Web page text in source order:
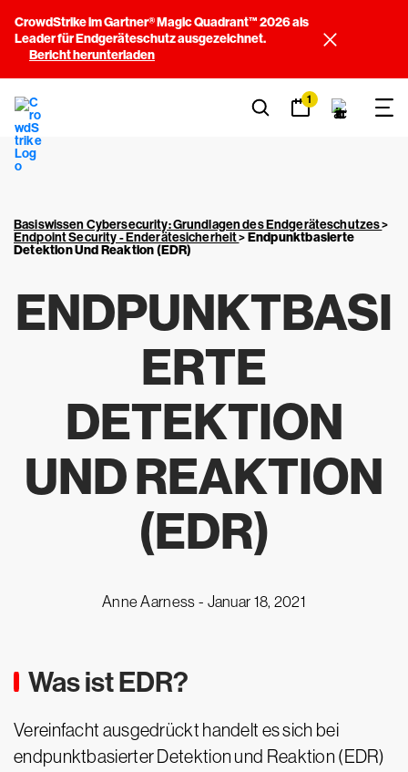
CrowdStrike im Gartner® Magic Quadrant™ 2026 als
Leader für Endgeräteschutz ausgezeichnet.
Bericht herunterladen
1
Basiswissen Cybersecurity: Grundlagen des Endgeräteschutzes>
Endpoint Security - Enderätesicherheit>Endpunktbasierte
Detektion Und Reaktion (EDR)
ENDPUNKTBASI
ERTE
DETEKTION
UND REAKTION
(EDR)
Anne Aarness - Januar 18, 2021
Was ist EDR?
Vereinfacht ausgedrückt handelt es sich bei
endpunktbasierter Detektion und Reaktion (EDR)